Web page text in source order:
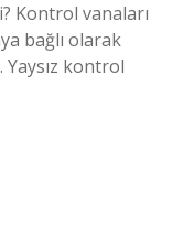
Kontrol vanaları
bağlı olarak
Yaysız kontrol